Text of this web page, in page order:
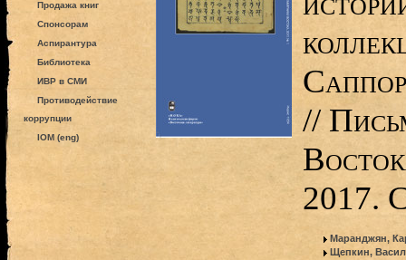
Продажа книг
Спонсорам
Аспирантура
Библиотека
ИВР в СМИ
Противодействие
коррупции
IOM (eng)
//
2017.
Маранджян,
Щепкин,